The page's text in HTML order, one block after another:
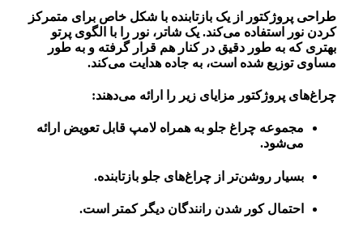
طراحی پروژکتور از یک بازتابنده با شکل خاص برای متمرکز
کردن نور استفاده می‌کند. یک شاتر، نور را با الگوی پرتو
بهتری که به طور دقیق در کنار هم قرار گرفته و به طور
مساوی توزیع شده است، به جاده هدایت می‌کند.
چراغ‌های پروژکتور مزایای زیر را ارائه می‌دهند:
مجموعه چراغ جلو به همراه لامپ قابل تعویض ارائه
می‌شود.
بسیار روشن‌تر از چراغ‌های جلو بازتابنده.
احتمال کور شدن رانندگان دیگر کمتر است.